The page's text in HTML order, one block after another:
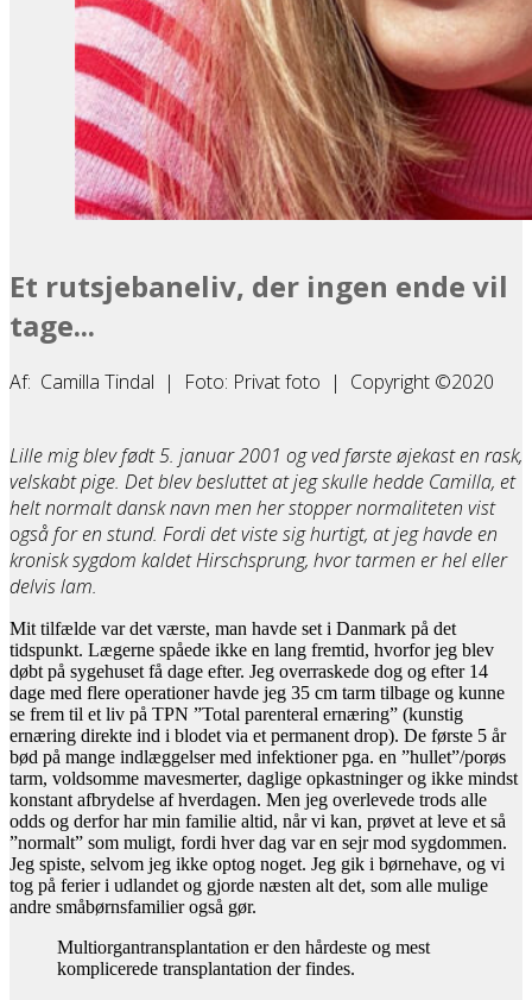
Et rutsjebaneliv, der ingen ende vil
tage...
Af: Camilla Tindal | Foto: Privat foto | Copyright ©2020
Lille mig blev født 5. januar 2001 og ved første øjekast en rask,
velskabt pige. Det blev besluttet at jeg skulle hedde Camilla, et
helt normalt dansk navn men her stopper normaliteten vist
også for en stund. Fordi det viste sig hurtigt, at jeg havde en
kronisk sygdom kaldet Hirschsprung, hvor tarmen er hel eller
delvis lam.
Mit tilfælde var det værste, man havde set i Danmark på det
tidspunkt. Lægerne spåede ikke en lang fremtid, hvorfor jeg blev
døbt på sygehuset få dage efter. Jeg overraskede dog og efter 14
dage med flere operationer havde jeg 35 cm tarm tilbage og kunne
se frem til et liv på TPN ”Total parenteral ernæring” (kunstig
ernæring direkte ind i blodet via et permanent drop). De første 5 år
bød på mange indlæggelser med infektioner pga. en ”hullet”/porøs
tarm, voldsomme mavesmerter, daglige opkastninger og ikke mindst
konstant afbrydelse af hverdagen. Men jeg overlevede trods alle
odds og derfor har min familie altid, når vi kan, prøvet at leve et så
”normalt” som muligt, fordi hver dag var en sejr mod sygdommen.
Jeg spiste, selvom jeg ikke optog noget. Jeg gik i børnehave, og vi
tog på ferier i udlandet og gjorde næsten alt det, som alle mulige
andre småbørnsfamilier også gør.
Multiorgantransplantation er den hårdeste og mest
komplicerede transplantation der findes.